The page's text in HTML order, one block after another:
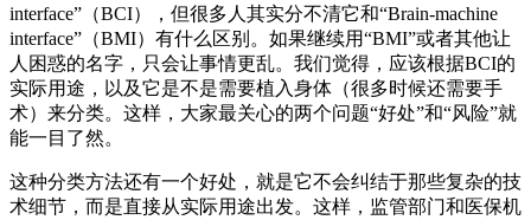
interface”（BCI），但很多人其实分不清它和“Brain-machine
interface”（BMI）有什么区别。如果继续用“BMI”或者其他让
人困惑的名字，只会让事情更乱。我们觉得，应该根据BCI的
实际用途，以及它是不是需要植入身体（很多时候还需要手
术）来分类。这样，大家最关心的两个问题“好处”和“风险”就
能一目了然。
这种分类方法还有一个好处，就是它不会纠结于那些复杂的技
术细节，而是直接从实际用途出发。这样，监管部门和医保机